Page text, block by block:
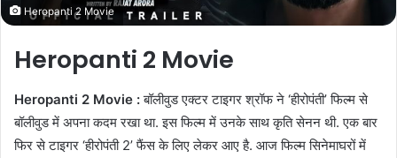
Heropanti 2 Movie
Heropanti 2 Movie
Heropanti 2 Movie :बॉलीवुड एक्टर टाइगर श्रॉफ ने ‘हीरोपंती’ फिल्म से
बॉलीवुड में अपना कदम रखा था. इस फिल्म में उनके साथ कृति सेनन थी. एक बार
फिर से टाइगर ‘हीरोपंती 2’ फैंस के लिए लेकर आए है. आज फिल्म सिनेमाघरों में